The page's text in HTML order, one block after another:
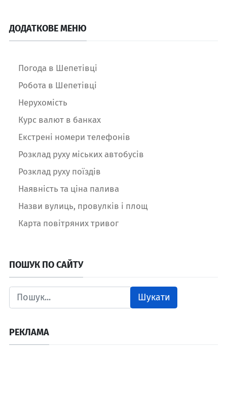
ДОДАТКОВЕ МЕНЮ
Погода в Шепетівці
Робота в Шепетівці
Нерухомість
Курс валют в банках
Екстрені номери телефонів
Розклад руху міських автобусів
Розклад руху поїздів
Наявність та ціна палива
Назви вулиць, провулків і площ
Карта повітряних тривог
ПОШУК ПО САЙТУ
Шукати
РЕКЛАМА